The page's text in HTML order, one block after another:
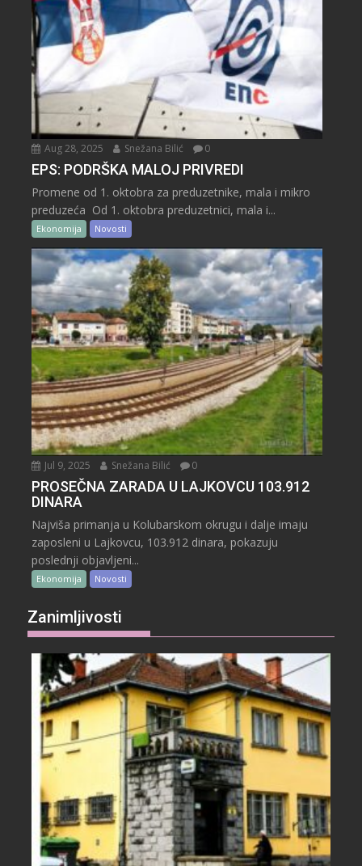
Aug 28, 2025 Snežana Bilić 0
EPS: PODRŠKA MALOJ PRIVREDI
Promene od 1. oktobra za preduzetnike, mala i mikro
preduzeća Od 1. oktobra preduzetnici, mala i...
Ekonomija Novosti
Jul 9, 2025 Snežana Bilić 0
PROSEČNA ZARADA U LAJKOVCU 103.912
DINARA
Najviša primanja u Kolubarskom okrugu i dalje imaju
zaposleni u Lajkovcu, 103.912 dinara, pokazuju
poslednji objavljeni...
Ekonomija Novosti
Zanimljivosti